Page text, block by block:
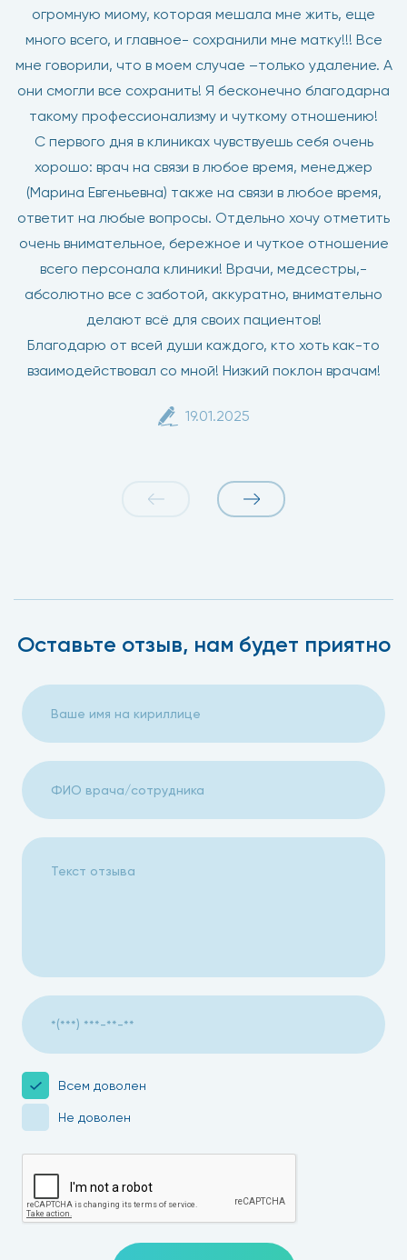
огромную миому, которая мешала мне жить, еще
много всего, и главное- сохранили мне матку!!! Все
мне говорили, что в моем случае –только удаление. А
они смогли все сохранить! Я бесконечно благодарна
такому профессионализму и чуткому отношению!
С первого дня в клиниках чувствуешь себя очень
хорошо: врач на связи в любое время, менеджер
(Марина Евгеньевна) также на связи в любое время,
ответит на любые вопросы. Отдельно хочу отметить
очень внимательное, бережное и чуткое отношение
всего персонала клиники! Врачи, медсестры,-
абсолютно все с заботой, аккуратно, внимательно
делают всё для своих пациентов!
Благодарю от всей души каждого, кто хоть как-то
взаимодействовал со мной! Низкий поклон врачам!
19.01.2025
Оставьте отзыв, нам будет приятно
Всем доволен
Не доволен